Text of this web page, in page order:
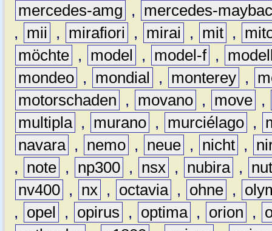
mercedes-amg
,
mercedes-
,
mii , mirafiori , mirai , mit ,
möchte , model , model-f ,
mondeo , mondial , monterey ,
motorschaden
, movano , move ,
multipla , murano , murciélago ,
navara , nemo , neue , nicht ,
,
note , np300 , nsx , nubira ,
nv400 , nx , octavia , ohne ,
,
opel , opirus , optima , orion ,